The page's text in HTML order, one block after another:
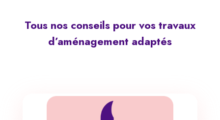
Tous nos conseils pourvostravaux
d’aménagement adaptés